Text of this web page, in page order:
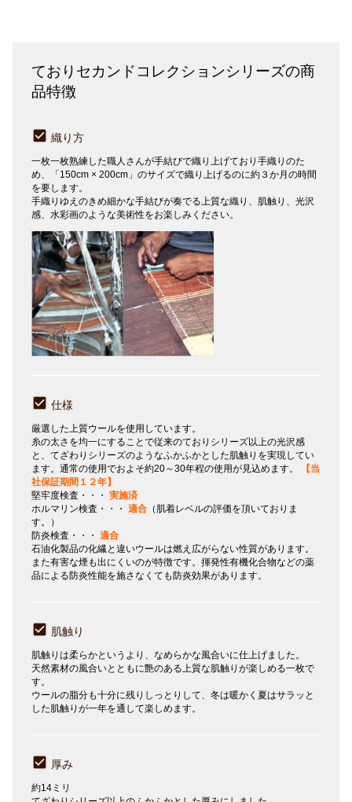
ておりセカンドコレクションシリーズの商
品特徴
織り方
一枚一枚熟練した職人さんが手結びで織り上げており手織りのた
め、「150cm × 200cm」のサイズで織り上げるのに約３か月の時間
を要します。
手織りゆえのきめ細かな手結びが奏でる上質な織り、肌触り、光沢
感、水彩画のような美術性をお楽しみください。
仕様
厳選した上質ウールを使用しています。
糸の太さを均一にすることで従来のておりシリーズ以上の光沢感
と、てざわりシリーズのようなふかふかとした肌触りを実現してい
ます。通常の使用でおよそ約20～30年程の使用が見込めます。
【当
社保証期間１２年】
堅牢度検査・・・ 実施済
ホルマリン検査・・・ 適合 （肌着レベルの評価を頂いておりま
す。）
防炎検査・・・ 適合
石油化製品の化繊と違いウールは燃え広がらない性質があります。
また有害な煙も出にくいのが特徴です。揮発性有機化合物などの薬
品による防炎性能を施さなくても防炎効果があります。
肌触り
肌触りは柔らかというより、なめらかな風合いに仕上げました。
天然素材の風合いとともに艶のある上質な肌触りが楽しめる一枚で
す。
ウールの脂分も十分に残りしっとりして、冬は暖かく夏はサラッと
した肌触りが一年を通して楽しめます。
厚み
約14ミリ